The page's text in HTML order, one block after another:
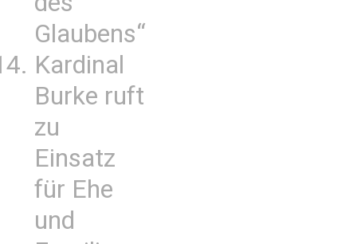
Glaubens“
Kardinal
Burke ruft
zu
Einsatz
für Ehe
und